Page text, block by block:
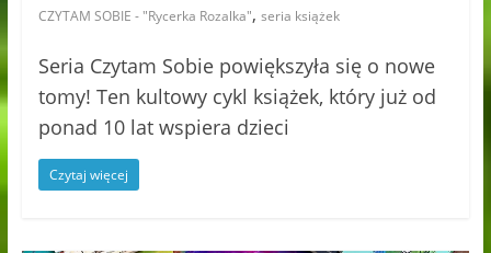
CZYTAM SOBIE - "Rycerka Rozalka", seria książek
Seria Czytam Sobie powiększyła się o nowe
tomy! Ten kultowy cykl książek, który już od
ponad 10 lat wspiera dzieci
Czytaj więcej